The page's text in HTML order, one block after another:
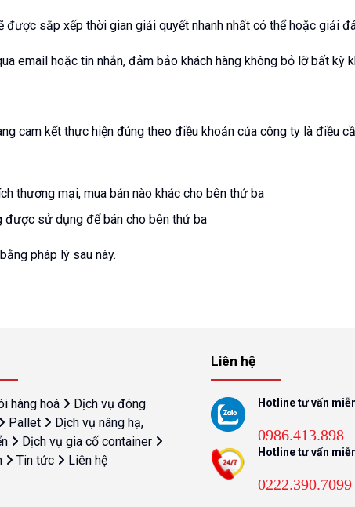
sắp xếp thời gian giải quyết nhanh nhất có thể hoặc giải
email hoặc tin nhắn, đảm bảo khách hàng không bỏ lỡ bất kỳ
cam kết thực hiện đúng theo điều khoản của công ty là điều
thương mại, mua bán nào khác cho bên thứ ba
sử dụng để bán cho bên thứ ba
pháp lý sau này.
hàng hoá
Dịch vụ đóng
Pallet
Dịch vụ nâng hạ,
Dịch vụ gia cố container
Tin tức Liên hệ
Liên hệ
Hotline tư vấn
0986.413.898
Hotline tư vấn
0222.390.7099